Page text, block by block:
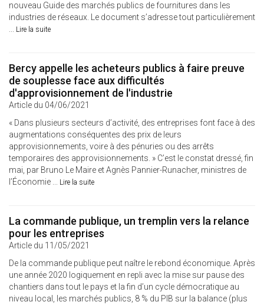
nouveau Guide des marchés publics de fournitures dans les
industries de réseaux. Le document s’adresse tout particulièrement
... Lire la suite
Bercy appelle les acheteurs publics à faire preuve
de souplesse face aux difficultés
d'approvisionnement de l'industrie
Article du 04/06/2021
« Dans plusieurs secteurs d’activité, des entreprises font face à des
augmentations conséquentes des prix de leurs
approvisionnements, voire à des pénuries ou des arrêts
temporaires des approvisionnements. » C’est le constat dressé, fin
mai, par Bruno Le Maire et Agnès Pannier-Runacher, ministres de
l’Économie ... Lire la suite
La commande publique, un tremplin vers la relance
pour les entreprises
Article du 11/05/2021
De la commande publique peut naître le rebond économique. Après
une année 2020 logiquement en repli avec la mise sur pause des
chantiers dans tout le pays et la fin d’un cycle démocratique au
niveau local, les marchés publics, 8 % du PIB sur la balance (plus